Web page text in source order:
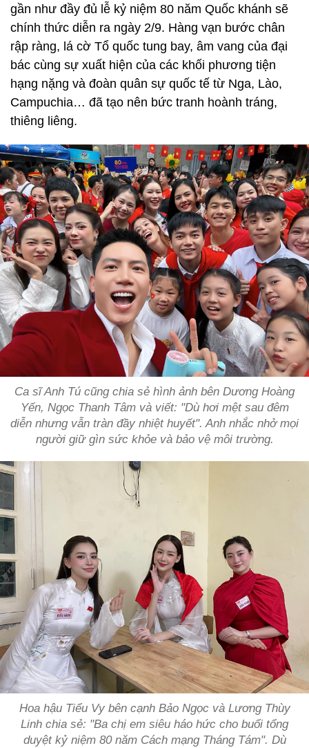
gần như đầy đủ lễ kỷ niệm 80 năm Quốc khánh sẽ
chính thức diễn ra ngày 2/9. Hàng vạn bước chân
rập ràng, lá cờ Tổ quốc tung bay, âm vang của đại
bác cùng sự xuất hiện của các khối phương tiện
hạng nặng và đoàn quân sự quốc tế từ Nga, Lào,
Campuchia… đã tạo nên bức tranh hoành tráng,
thiêng liêng.
Ca sĩ Anh Tú cũng chia sẻ hình ảnh bên Dương Hoàng
Yến, Ngọc Thanh Tâm và viết: "Dù hơi mệt sau đêm
diễn nhưng vẫn tràn đầy nhiệt huyết". Anh nhắc nhở mọi
người giữ gìn sức khỏe và bảo vệ môi trường.
Hoa hậu Tiểu Vy bên cạnh Bảo Ngọc và Lương Thùy
Linh chia sẻ: "Ba chị em siêu háo hức cho buổi tổng
duyệt kỷ niệm 80 năm Cách mạng Tháng Tám". Dù